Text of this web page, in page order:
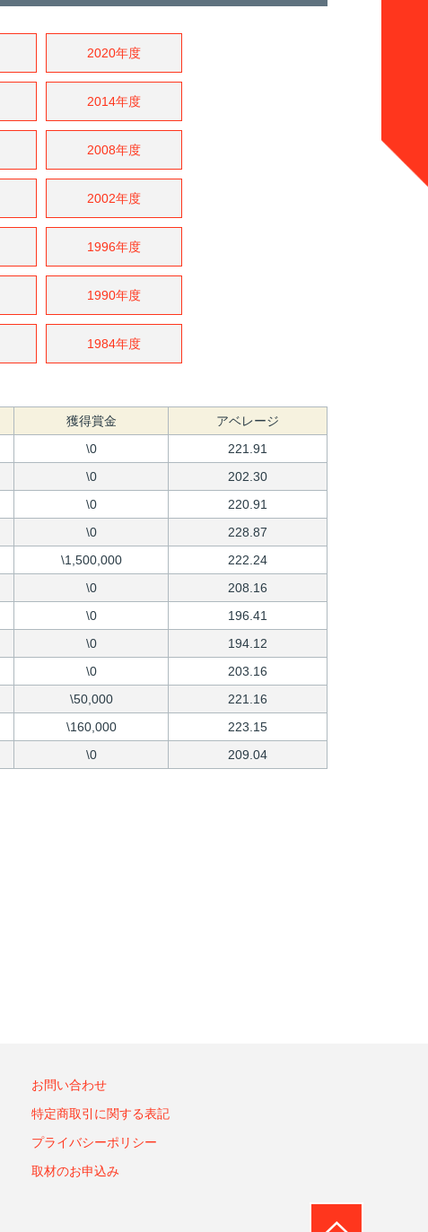
2020年度
2014年度
2008年度
2002年度
1996年度
1990年度
1984年度
獲得賞金
アベレージ
\0
221.91
\0
202.30
\0
220.91
\0
228.87
\1,500,000
222.24
\0
208.16
\0
196.41
\0
194.12
\0
203.16
\50,000
221.16
\160,000
223.15
\0 209.04
お問い合わせ
特定商取引に関する表記
プライバシーポリシー
取材のお申込み